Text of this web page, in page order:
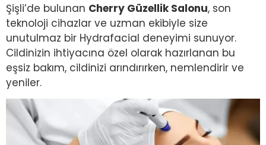
Şişli’de bulunan Cherry Güzellik Salonu, son
teknoloji cihazlar ve uzman ekibiyle size
unutulmaz bir Hydrafacial deneyimi sunuyor.
Cildinizin ihtiyacına özel olarak hazırlanan bu
eşsiz bakım, cildinizi arındırırken, nemlendirir ve
yeniler.